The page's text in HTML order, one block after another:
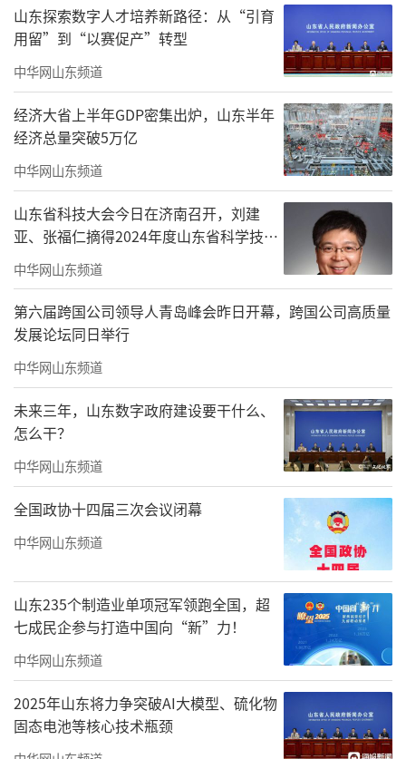
艺人顶替，但这个消息没有得到官方确认。
据澎湃新闻报道，陶虹从张庭夫妇经营的
达尔威公司5年分红4.2亿，其中后3年2.6亿分红
是达尔威处于传销阶段的分红。据传，陶虹已
要求从该传销公司退股，但目前天眼查显示，
陶虹依然是股东之一。据悉，在此之前，陶虹
曾否认这笔超过4亿的分红。
石家庄裕华区市场监管局反不正当竞争科
一位负责人去年在接受媒体采访时确认，张庭
林瑞阳夫妇创办的“TST庭秘密”品牌，其运营
主体上海达尔威贸易有限公司涉嫌传销，其公
司名下96套价值17亿的房产被石家庄裕华区市
场监管局查封。该负责人回应说：“陶虹肯定
介入了张庭的公司，但目前还暂时不能提供具
体信息。”
公开资料显示，上海达尔威成立于2013
年，注册资本23180万人民币，法定代表人是张
庭的老公林瑞阳（本名林吉荣），本名张淑琴
的张庭则是董事长，以化妆品、护肤品为主打
品类。
山东探索数字人才培养新路径：从“引育
用留”到“以赛促产”转型
中华网山东频道
经济大省上半年GDP密集出炉，山东半年
经济总量突破5万亿
中华网山东频道
山东省科技大会今日在济南召开，刘建
亚、张福仁摘得2024年度山东省科学技术
奖最高奖！
中华网山东频道
第六届跨国公司领导人青岛峰会昨日开幕，跨国公司高质量
发展论坛同日举行
中华网山东频道
未来三年，山东数字政府建设要干什么、
怎么干？
中华网山东频道
全国政协十四届三次会议闭幕
中华网山东频道
山东235个制造业单项冠军领跑全国，超
七成民企参与打造中国向“新”力！
中华网山东频道
2025年山东将力争突破AI大模型、硫化物
固态电池等核心技术瓶颈